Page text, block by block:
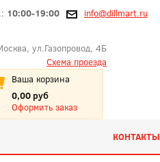
10:00-19:00 info@dillmart.ru
ул.Газопровод, 4Б
Схема проезда
Ваша корзина
0,00 руб
Оформить заказ
КОНТАКТЫ